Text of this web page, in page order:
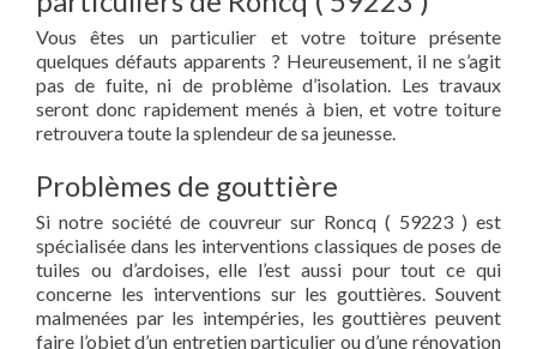
Vous êtes un particulier et votre toiture présente
quelques défauts apparents ? Heureusement, il ne s’agit
pas de fuite, ni de problème d’isolation. Les travaux
seront donc rapidement menés à bien, et votre toiture
retrouvera toute la splendeur de sa jeunesse.
Problèmes de gouttière
Si notre société de couvreur sur Roncq ( 59223 ) est
spécialisée dans les interventions classiques de poses de
tuiles ou d’ardoises, elle l’est aussi pour tout ce qui
concerne les interventions sur les gouttières. Souvent
malmenées par les intempéries, les gouttières peuvent
faire l’objet d’un entretien particulier ou d’une rénovation